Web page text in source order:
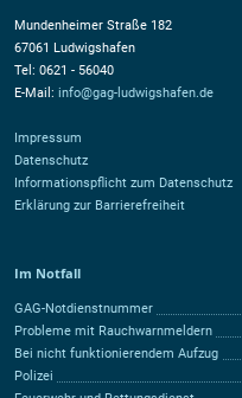
Mundenheimer Straße 182
67061 Ludwigshafen
Tel: 0621 - 56040
E-Mail: info@gag-ludwigshafen.de
Impressum
Datenschutz
Informationspflicht zum Datenschutz
Erklärung zur Barrierefreiheit
Im Notfall
GAG-Notdienstnummer
Probleme mit Rauchwarnmeldern
Bei nicht funktionierendem Aufzug
Polizei